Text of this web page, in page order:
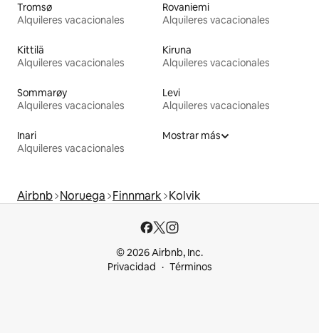
Tromsø
Alquileres vacacionales
Rovaniemi
Alquileres vacacionales
Kittilä
Alquileres vacacionales
Kiruna
Alquileres vacacionales
Sommarøy
Alquileres vacacionales
Levi
Alquileres vacacionales
Inari
Alquileres vacacionales
Mostrar más
Airbnb Noruega Finnmark Kolvik
© 2026 Airbnb, Inc.
Privacidad
Términos